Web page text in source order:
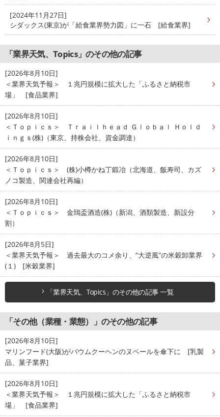
[2024年11月27日]
シダックス(東京)が「給食業界勢力図」に一石 [給食業界]
「業界天気、Topics」のその他の記事
[2026年8月10日]
＜業界天気予報＞ １兆円規模に拡大した「ふるさと納税市
場」 [食品業界]
[2026年8月10日]
＜Ｔｏｐｉｃｓ＞ Ｔｒａｉｌｈｅａｄ Ｇｌｏｂａｌ Ｈｏｌｄ
ｉｎｇｓ(株)（東京、持株会社、資金調達）
[2026年8月10日]
＜Ｔｏｐｉｃｓ＞ (株)小樽かね丁鍛冶（北海道、飯寿司、カズ
ノコ製造、関連会社再編）
[2026年8月10日]
＜Ｔｏｐｉｃｓ＞ 金鵄盃酒造(株)（新潟、酒類製造、新設分
割）
[2026年8月5日]
＜業界天気予報＞ 過去最大のコメ余り、“大逆風”の米穀卸業界
(１) [米穀業界]
「業界天気、Topics」のその他の記事 一覧
「その他（業種・業態）」のその他の記事
[2026年8月10日]
マリンフード(大阪)がバウムクーヘンのヌベールを傘下に [乳製
品、菓子業界]
[2026年8月10日]
＜業界天気予報＞ １兆円規模に拡大した「ふるさと納税市
場」 [食品業界]